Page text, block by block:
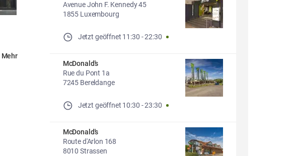
Mehr
Avenue John F. Kennedy 45
1855 Luxembourg
Jetzt geöffnet 11:30 -22:30
McDonald's
Rue du Pont 1a
7245 Bereldange
Jetzt geöffnet 10:30 -23:30
McDonald's
Route d'Arlon 168
8010 Strassen